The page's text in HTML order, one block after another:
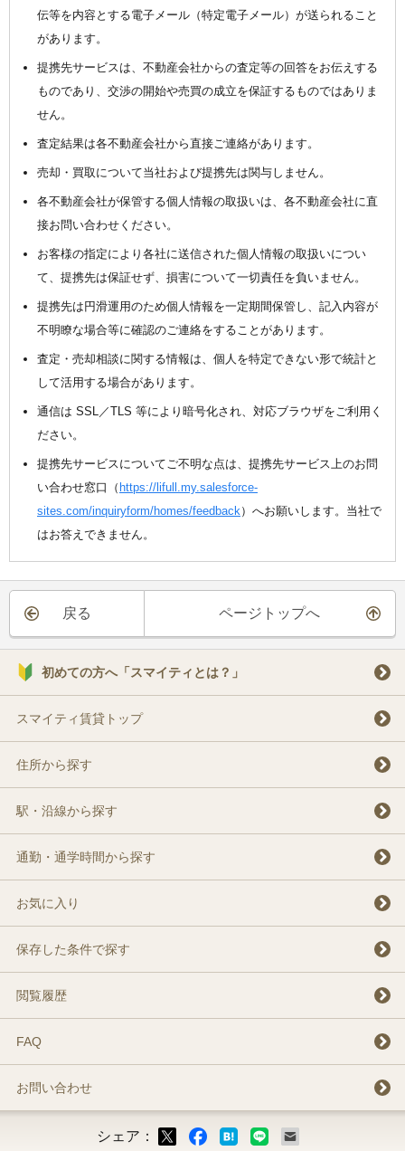
伝等を内容とする電子メール（特定電子メール）が送られること
があります。
提携先サービスは、不動産会社からの査定等の回答をお伝えする
ものであり、交渉の開始や売買の成立を保証するものではありま
せん。
査定結果は各不動産会社から直接ご連絡があります。
売却・買取について当社および提携先は関与しません。
各不動産会社が保管する個人情報の取扱いは、各不動産会社に直
接お問い合わせください。
お客様の指定により各社に送信された個人情報の取扱いについ
て、提携先は保証せず、損害について一切責任を負いません。
提携先は円滑運用のため個人情報を一定期間保管し、記入内容が
不明瞭な場合等に確認のご連絡をすることがあります。
査定・売却相談に関する情報は、個人を特定できない形で統計と
して活用する場合があります。
通信は SSL／TLS 等により暗号化され、対応ブラウザをご利用く
ださい。
提携先サービスについてご不明な点は、提携先サービス上のお問
い合わせ窓口（ https://lifull.my.salesforce-
sites.com/inquiryform/homes/feedback）へお願いします。当社で
はお答えできません。
戻る ページトップへ
初めての方へ「スマイティとは？」
スマイティ賃貸トップ
住所から探す
駅・沿線から探す
通勤・通学時間から探す
お気に入り
保存した条件で探す
閲覧履歴
FAQ
お問い合わせ
シェア：